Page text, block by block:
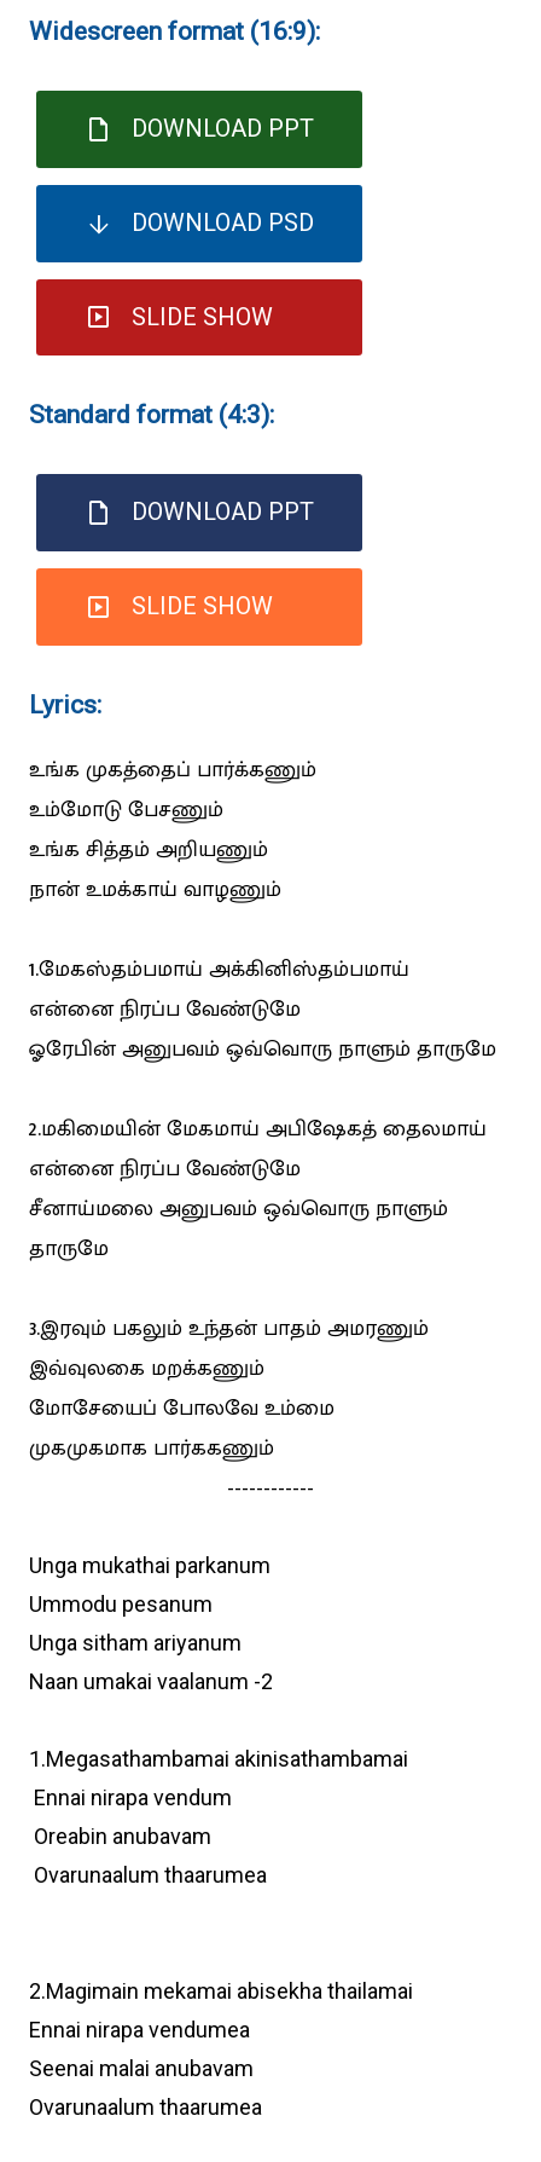
Widescreen format (16:9):
DOWNLOAD PPT
DOWNLOAD PSD
SLIDE SHOW
Standard format (4:3):
DOWNLOAD PPT
SLIDE SHOW
Lyrics:
உங்க முகத்தைப் பார்க்கணும்
உம்மோடு பேசணும்
உங்க சித்தம் அறியணும்
நான் உமக்காய் வாழணும்
1.மேகஸ்தம்பமாய் அக்கினிஸ்தம்பமாய்
என்னை நிரப்ப வேண்டுமே
ஓரேபின் அனுபவம் ஒவ்வொரு நாளும் தாருமே
2.மகிமையின் மேகமாய் அபிஷேகத் தைலமாய்
என்னை நிரப்ப வேண்டுமே
சீனாய்மலை அனுபவம் ஒவ்வொரு நாளும்
தாருமே
3.இரவும் பகலும் உந்தன் பாதம் அமரணும்
இவ்வுலகை மறக்கணும்
மோசேயைப் போலவே உம்மை
முகமுகமாக பார்ககணும்
------------
Unga mukathai parkanum
Ummodu pesanum
Unga sitham ariyanum
Naan umakai vaalanum -2
1.Megasathambamai akinisathambamai
Ennai nirapa vendum
Oreabin anubavam
Ovarunaalum thaarumea
2.Magimain mekamai abisekha thailamai
Ennai nirapa vendumea
Seenai malai anubavam
Ovarunaalum thaarumea